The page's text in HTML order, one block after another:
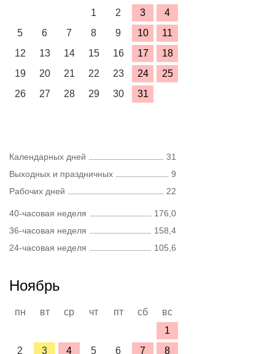
1
2 3
4
5
6 7 8 9 10
11
12
13 14 15 16 17
18
19
20 21 22 23 24
25
26
27 28 29 30 31
Календарных дней
31
Выходных и праздничных
9
Рабочих дней
22
40-часовая неделя
176,0
36-часовая неделя
158,4
24-часовая неделя
105,6
Ноябрь
пн вт ср чт пт сб
вс
1
2
3 4 5 6 7 8